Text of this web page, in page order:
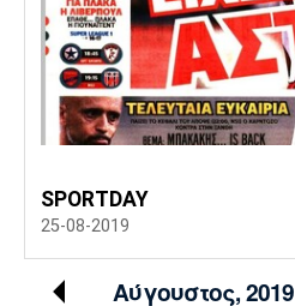
SPORTDAY
25-08-2019
Αύγουστος, 2019